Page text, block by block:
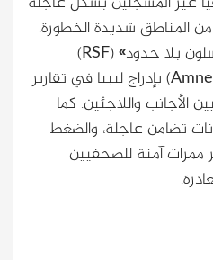
المناطق شديدة الخطورة.
وطالب التقرير منظمة «مراسلون بلا حدود» (RSF)
ومنظمة العفو الدولية (Amnesty) بإدراج ليبيا في تقارير
الأجانب واللاجئين. كما
تضامن عاجلة، والضغط
ممرات آمنة للصحفيين